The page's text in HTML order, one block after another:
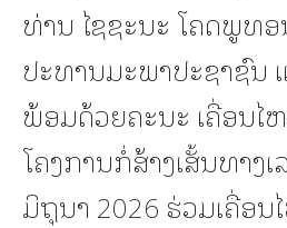
ທ່ານ ໄຊຊະນະ ໂຄດພູທ
ປະທານມະພາປະຊາຊົນ
ພ້ອມດ້ວຍຄະນະ ເຄື່ອນໄ
ໂຄງການກໍ່ສ້າງເສັ້ນທາງ
ມິຖຸນາ 2026 ຮ່ວມເຄື່ອ